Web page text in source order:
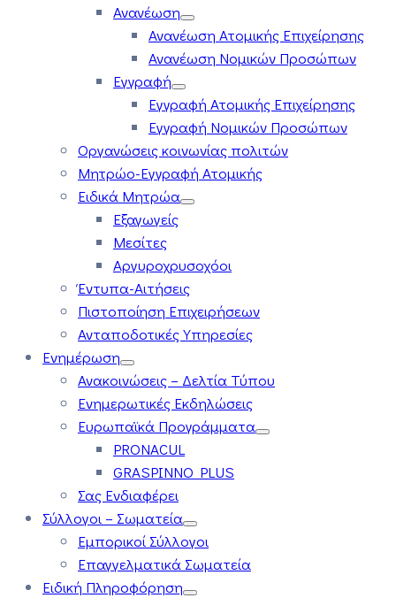
Ανανέωση
Ανανέωση Ατομικής Επιχείρησης
Ανανέωση Νομικών Προσώπων
Εγγραφή
Εγγραφή Ατομικής Επιχείρησης
Εγγραφή Νομικών Προσώπων
Οργανώσεις κοινωνίας πολιτών
Μητρώο-Εγγραφή Ατομικής
Ειδικά Μητρώα
Εξαγωγείς
Μεσίτες
Αργυροχρυσοχόοι
Έντυπα-Αιτήσεις
Πιστοποίηση Επιχειρήσεων
Ανταποδοτικές Υπηρεσίες
Ενημέρωση
Ανακοινώσεις – Δελτία Τύπου
Ενημερωτικές Εκδηλώσεις
Ευρωπαϊκά Προγράμματα
PRONACUL
GRASPINNO PLUS
Σας Ενδιαφέρει
Σύλλογοι – Σωματεία
Εμπορικοί Σύλλογοι
Επαγγελματικά Σωματεία
Ειδική Πληροφόρηση